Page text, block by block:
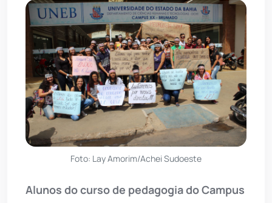
Foto: Lay Amorim/Achei Sudoeste
Alunos do curso de pedagogia do Campus